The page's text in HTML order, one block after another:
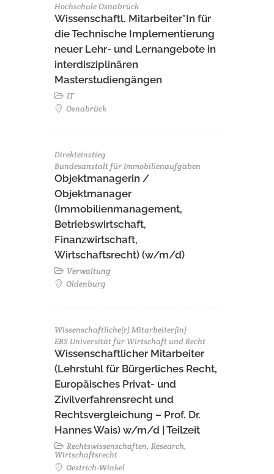
Hochschule Osnabrück
Wissenschaftl. Mitarbeiter*In für
die Technische Implementierung
neuer Lehr- und Lernangebote in
interdisziplinären
Masterstudiengängen
IT
Osnabrück
Direkteinstieg
Bundesanstalt für Immobilienaufgaben
Objektmanagerin /
Objektmanager
(Immobilienmanagement,
Betriebswirtschaft,
Finanzwirtschaft,
Wirtschaftsrecht) (w/m/d)
Verwaltung
Oldenburg
Wissenschaftliche(r) Mitarbeiter(in)
EBS Universität für Wirtschaft und Recht
Wissenschaftlicher Mitarbeiter
(Lehrstuhl für Bürgerliches Recht,
Europäisches Privat- und
Zivilverfahrensrecht und
Rechtsvergleichung – Prof. Dr.
Hannes Wais) w/m/d | Teilzeit
Rechtswissenschaften, Research,
Wirtschaftsrecht
Oestrich-Winkel